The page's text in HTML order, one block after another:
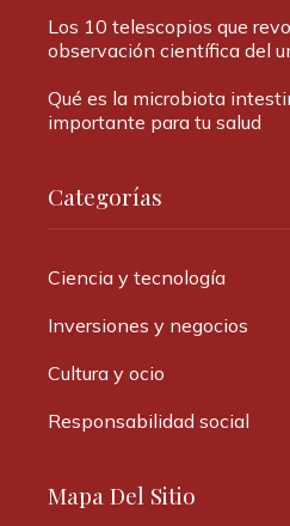
Los 10 telescopios que
observación científica del
Qué es la microbiota
importante para tu salud
Categorías
Ciencia y tecnología
Inversiones y negocios
Cultura y ocio
Responsabilidad social
Mapa Del Sitio